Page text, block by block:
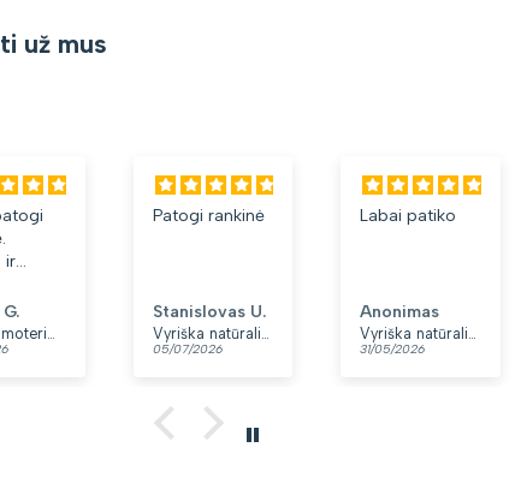
už mus
Kuprinė moterims Peterson, tamsiai mėlyna K12
Patogi rankinė
Stanislovas U.
Vyriška natūralios odos rankinė per petį „Rovicky“, juoda
05/07/2026
Labai patiko
Anonimas
Vyriška natūralios odos rankinė per petį „Rovicky“, juoda, su užtrauktuku
31/05/2026